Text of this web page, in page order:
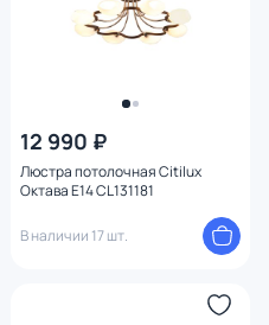
12 990 ₽
Люстра потолочная Citilux
Октава E14 CL131181
В наличии 17 шт.